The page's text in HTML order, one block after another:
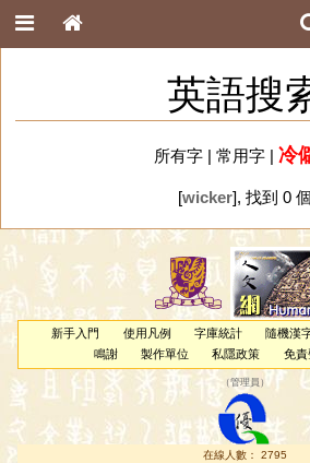
英語搜
所有字| 常用字| 冷
[wicker], 找到 0 個
新手入門 使用凡例 字庫統計 隨機漢
鳴謝
製作單位 私隱政策 免責
（管理員 ）
在線人數： 2795